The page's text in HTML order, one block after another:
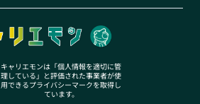
キャリエモンは「個人情報を適切に管
理している」と評価された事業者が使
用できるプライバシーマークを取得し
ています。